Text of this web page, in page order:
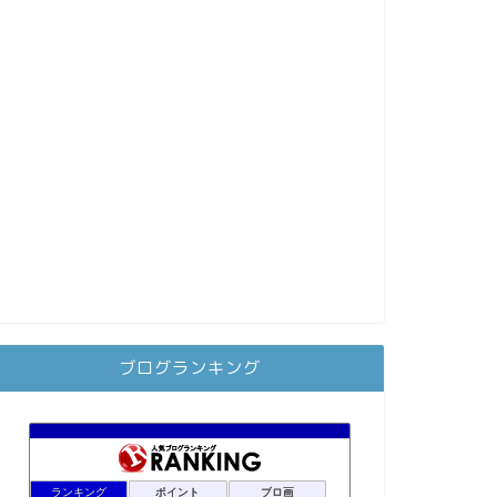
ブログランキング
ランキング ポイント ブロ画